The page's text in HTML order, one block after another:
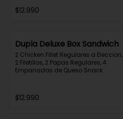
$12.990
Dupla Deluxe Box Sandwich
2 Chicken Fillet Regulares a Eleccion,
2 Filetillos, 2 Papas Regulares, 4
Empanadas de Queso Snack
$12.990